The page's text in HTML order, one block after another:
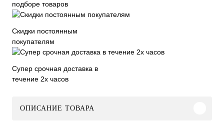
подборе товаров
Скидки постоянным
покупателям
Супер срочная доставка в
течение 2х часов
ОПИСАНИЕ ТОВАРА